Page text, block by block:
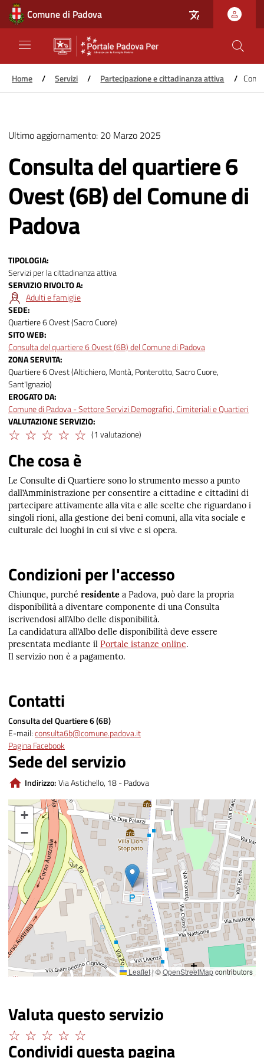
contenuto
principale
Comune di Padova
Home / Servizi / Partecipazione e cittadinanza attiva /
Ultimo aggiornamento: 20 Marzo 2025
Consulta del quartiere 6
Ovest (6B) del Comune di
Padova
TIPOLOGIA
Servizi per la cittadinanza attiva
SERVIZIO RIVOLTO A
Adulti e famiglie
SEDE
Quartiere 6 Ovest (Sacro Cuore)
SITO WEB
Consulta del quartiere 6 Ovest (6B) del Comune di Padova
ZONA SERVITA
Quartiere 6 Ovest (Altichiero, Montà, Ponterotto, Sacro Cuore,
Sant'Ignazio)
EROGATO DA
Comune di Padova - Settore Servizi Demografici, Cimiteriali e Quartieri
VALUTAZIONE SERVIZIO
(1 valutazione)
Che cosa è
Le Consulte di Quartiere sono lo strumento messo a punto
dall’Amministrazione per consentire a cittadine e cittadini di
partecipare attivamente alla vita e alle scelte che riguardano i
singoli rioni, alla gestione dei beni comuni, alla vita sociale e
culturale dei luoghi in cui si vive e si opera.
Condizioni per l'accesso
Chiunque, purché residente a Padova, può dare la propria
disponibilità a diventare componente di una Consulta
iscrivendosi all’Albo delle disponibilità.
La candidatura all’Albo delle disponibilità deve essere
presentata mediante il Portale istanze online.
Il servizio non è a pagamento.
Contatti
Consulta del Quartiere 6 (6B)
E-mail:consulta6b@comune.padova.it
Pagina Facebook
Sede del servizio
Indirizzo:Via Astichello, 18 - Padova
+
−
Leaflet|©OpenStreetMapcontributors
Valuta questo servizio
Condividi questa pagina